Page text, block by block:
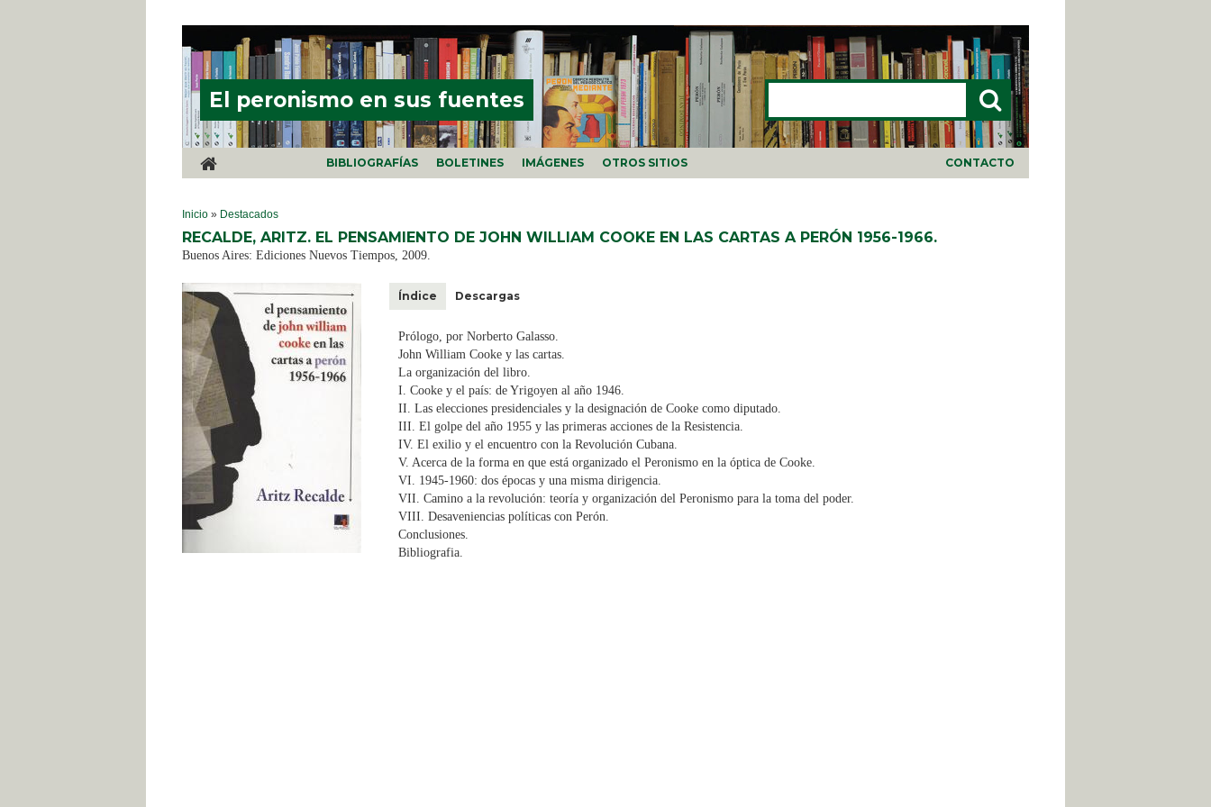
El peronismo en sus fuentes
Buscar
BIBLIOGRAFÍAS BOLETINES IMÁGENES OTROS SITIOS CONTACTO
SE ENCUENTRA USTED AQUÍ
Inicio » Destacados
RECALDE, ARITZ. EL PENSAMIENTO DE JOHN WILLIAM COOKE EN LAS CARTAS A PERÓN 1956-1966.
Buenos Aires: Ediciones Nuevos Tiempos, 2009.
Índice Descargas
Prólogo, por Norberto Galasso.
John William Cooke y las cartas.
La organización del libro.
I. Cooke y el país: de Yrigoyen al año 1946.
II. Las elecciones presidenciales y la designación de Cooke como diputado.
III. El golpe del año 1955 y las primeras acciones de la Resistencia.
IV. El exilio y el encuentro con la Revolución Cubana.
V. Acerca de la forma en que está organizado el Peronismo en la óptica de Cooke.
VI. 1945-1960: dos épocas y una misma dirigencia.
VII. Camino a la revolución: teoría y organización del Peronismo para la toma del poder.
VIII. Desaveniencias políticas con Perón.
Conclusiones.
Bibliografia.